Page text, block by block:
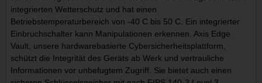
integrierten Wetterschutz und hat einen
Betriebstemperaturbereich von -40 C bis 50 C. Ein integrierter
Einbruchschalter kann Manipulationen erkennen. Axis Edge
Vault, unsere hardwarebasierte Cybersicherheitsplattform,
schützt die Integrität des Geräts ab Werk und vertrauliche
Informationen vor unbefugtem Zugriff. Sie bietet auch einen